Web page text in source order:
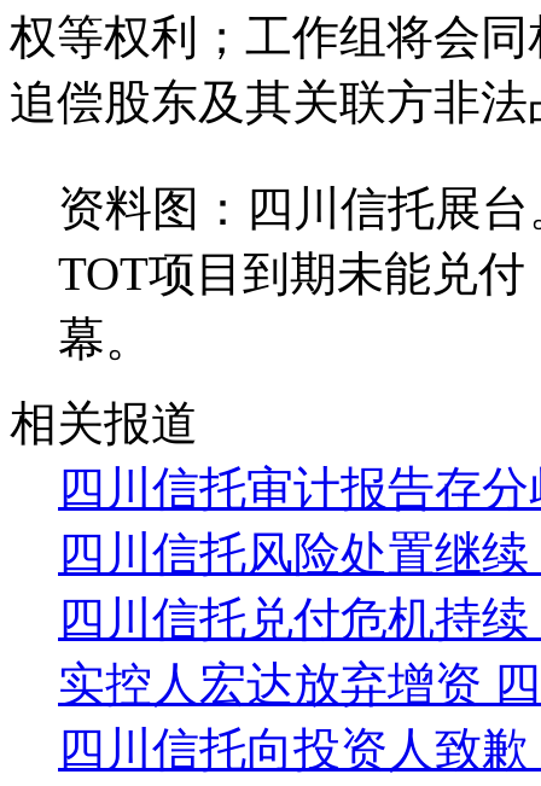
权等权利；工作组将会
追偿股东及其关联方非
资料图：四川信托展
TOT项目到期未能兑
幕。
相关报道
四川信托审计报告存
四川信托风险处置继
四川信托兑付危机持
实控人宏达放弃增资
四川信托向投资人致